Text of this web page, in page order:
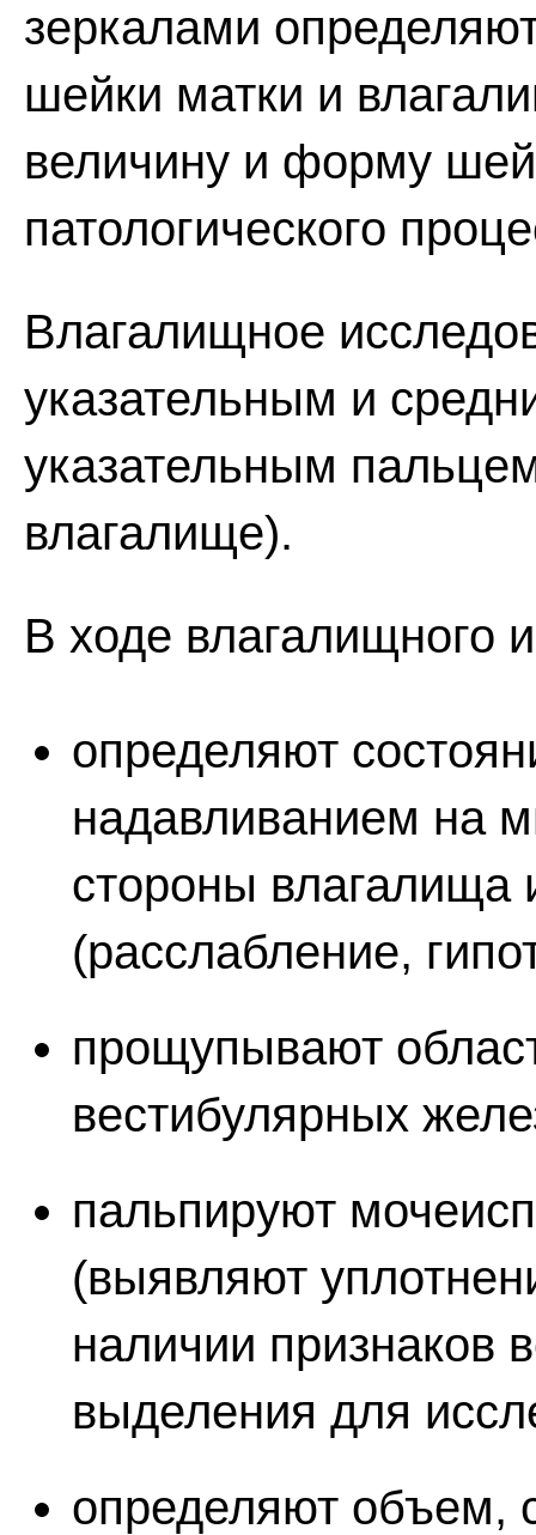
зеркалами
шейки матки и
величину и форму
патологического
Влагалищное
указательным и
указательным
влагалище).
В ходе влагалищного
определяют
надавливанием на
стороны
(расслабление,
прощупывают
вестибулярных
пальпируют
(выявляют
наличии признаков
выделения для
определяют объем,